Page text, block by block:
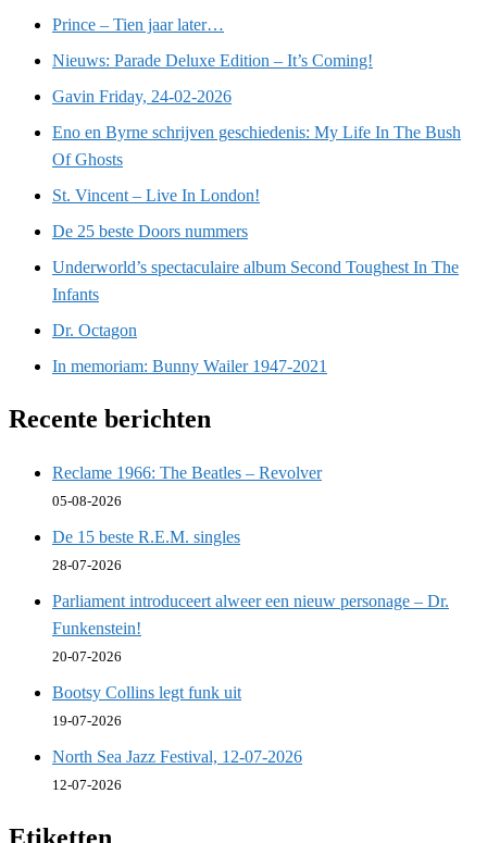
Prince – Tien jaar later…
Nieuws: Parade Deluxe Edition – It’s Coming!
Gavin Friday, 24-02-2026
Eno en Byrne schrijven geschiedenis: My Life In The Bush
Of Ghosts
St. Vincent – Live In London!
De 25 beste Doors nummers
Underworld’s spectaculaire album Second Toughest In The
Infants
Dr. Octagon
In memoriam: Bunny Wailer 1947-2021
Recente berichten
Reclame 1966: The Beatles – Revolver
05-08-2026
De 15 beste R.E.M. singles
28-07-2026
Parliament introduceert alweer een nieuw personage – Dr.
Funkenstein!
20-07-2026
Bootsy Collins legt funk uit
19-07-2026
North Sea Jazz Festival, 12-07-2026
12-07-2026
Etiketten